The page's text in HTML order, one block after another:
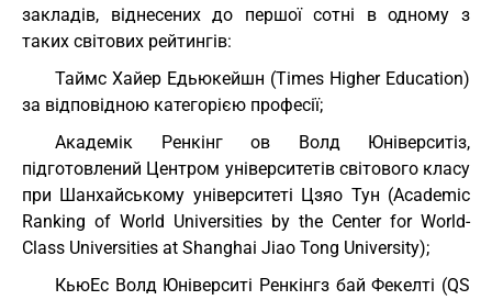
закладів, віднесених до першої сотні в одному з
таких світових рейтингів:
Таймс Хайер Едьюкейшн (Times Higher Education)
за відповідною категорією професії;
Академік Ренкінг ов Волд Юніверситіз,
підготовлений Центром університетів світового класу
при Шанхайському університеті Цзяо Тун (Academic
Ranking of World Universities by the Center for World-
Class Universities at Shanghai Jiao Tong University);
КьюЕс Волд Юніверситі Ренкінгз бай Фекелті (QS